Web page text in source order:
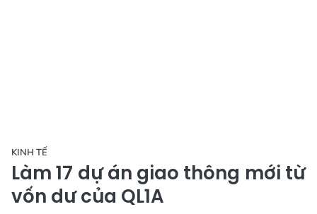
KINH TẾ
Làm 17 dự án giao thông mới từ
vốn dư của QL1A